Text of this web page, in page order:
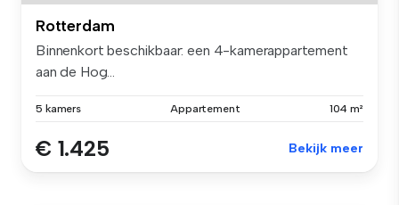
Rotterdam
Binnenkort beschikbaar: een 4-kamerappartement
aan de Hog...
5 kamers Appartement 104 m²
€ 1.425 Bekijk meer